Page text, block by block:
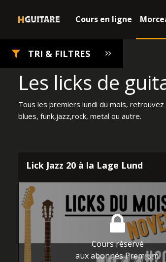
Cours en ligne
TRI & FILTRES
Les licks de
Tous les premiers lundi du mois,
blues, funk,jazz,rock, metal ou autre.
Lick Jazz 20 à la Lage Lund
Cours réservé
aux abonnés Premium.